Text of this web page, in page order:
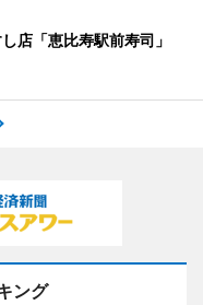
店「恵比寿駅前寿司」
ング